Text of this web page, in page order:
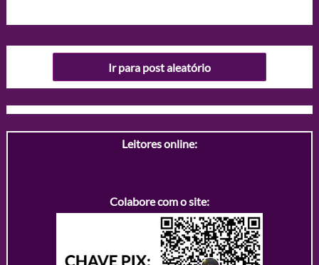
Ir para post aleatório
Leitores online:
Colabore com o site: